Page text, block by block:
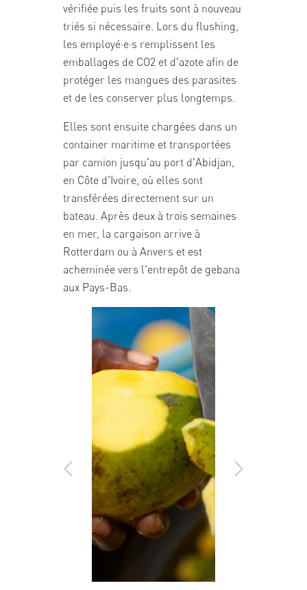
vérifiée puis les fruits sont à nouveau
triés si nécessaire. Lors du flushing,
les employé·e·s remplissent les
emballages de CO2 et d'azote afin de
protéger les mangues des parasites
et de les conserver plus longtemps.
Elles sont ensuite chargées dans un
container maritime et transportées
par camion jusqu'au port d'Abidjan,
en Côte d'Ivoire, où elles sont
transférées directement sur un
bateau. Après deux à trois semaines
en mer, la cargaison arrive à
Rotterdam ou à Anvers et est
acheminée vers l'entrepôt de gebana
aux Pays-Bas.
Ignorer la galerie d'images